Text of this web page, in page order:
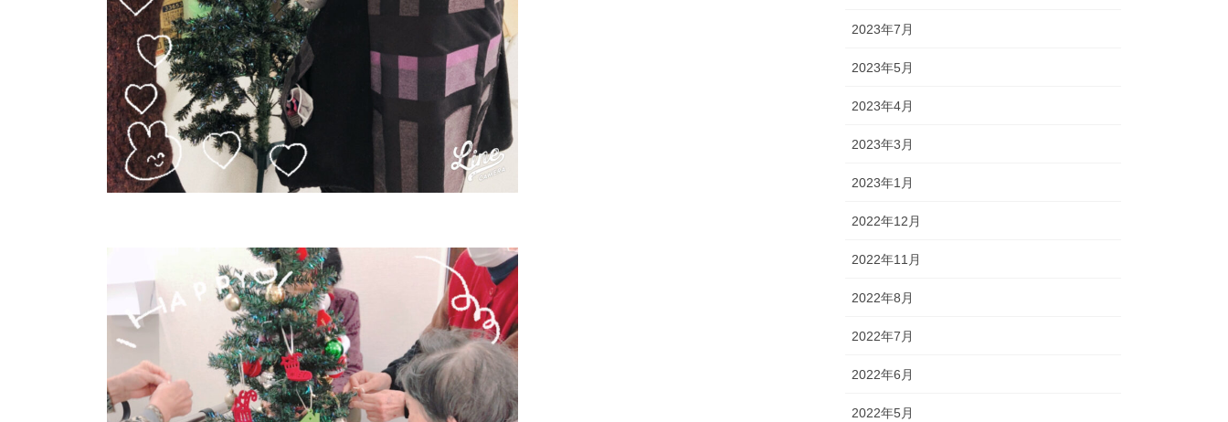
2023年7月
2023年5月
2023年4月
2023年3月
2023年1月
2022年12月
2022年11月
2022年8月
2022年7月
2022年6月
2022年5月